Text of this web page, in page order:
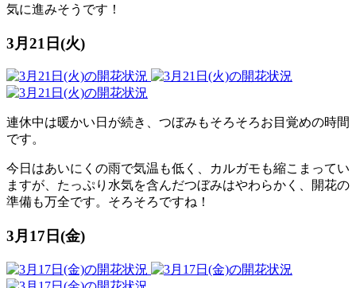
気に進みそうです！
3月21日(火)
連休中は暖かい日が続き、つぼみもそろそろお目覚めの時間
です。
今日はあいにくの雨で気温も低く、カルガモも縮こまってい
ますが、たっぷり水気を含んだつぼみはやわらかく、開花の
準備も万全です。そろそろですね！
3月17日(金)